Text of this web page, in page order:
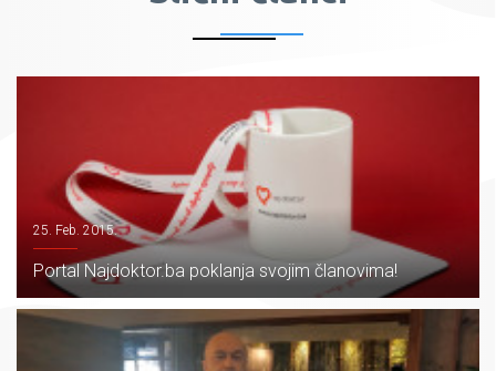
25. Feb. 2015.
Portal Najdoktor.ba poklanja svojim članovima!